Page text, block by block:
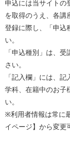
申込には当サイトの
を取得のうえ、各講
登録に際し、「申込
い。
「申込種別」は、
さい。
「記入欄」には、
学科、在籍中のお子
い。
※利用者情報は常に
イページ】から変更